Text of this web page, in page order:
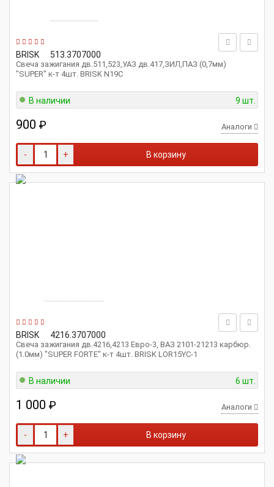
BRISK 513.3707000
Свеча зажигания дв.511,523,УАЗ дв.417,ЗИЛ,ПАЗ (0,7мм)
"SUPER" к-т 4шт. BRISK N19C
В наличии 9 шт.
900 ₽ Аналоги
- + В корзину
BRISK 4216.3707000
Свеча зажигания дв.4216,4213 Евро-3, ВАЗ 2101-21213 карбюр.
(1.0мм) "SUPER FORTE" к-т 4шт. BRISK LOR15YC-1
В наличии 6 шт.
1 000 ₽ Аналоги
- + В корзину